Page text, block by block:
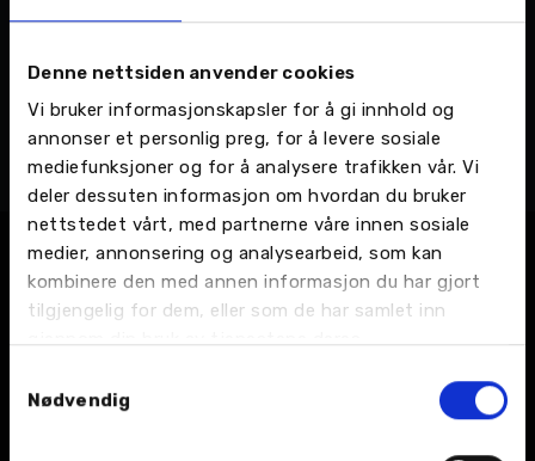
Denne nettsiden anvender cookies
Vi bruker informasjonskapsler for å gi innhold og
annonser et personlig preg, for å levere sosiale
mediefunksjoner og for å analysere trafikken vår. Vi
deler dessuten informasjon om hvordan du bruker
nettstedet vårt, med partnerne våre innen sosiale
medier, annonsering og analysearbeid, som kan
kombinere den med annen informasjon du har gjort
tilgjengelig for dem, eller som de har samlet inn
gjennom din bruk av tjenestene deres.
Nødvendig
Kent Magne Johansen
Harstad - Rundhågen 2, Bilverksted